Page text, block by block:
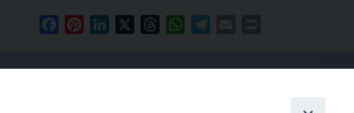
FacebookPinterestLinkedIn ThreadsWhatsApp